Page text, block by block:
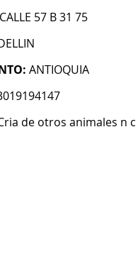
CALLE 57 B 31 75
ANTIOQUIA
de otros animales n c